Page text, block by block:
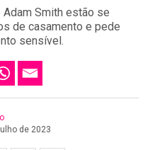
Smith estão se
de casamento e pede
sensível.
de 2023